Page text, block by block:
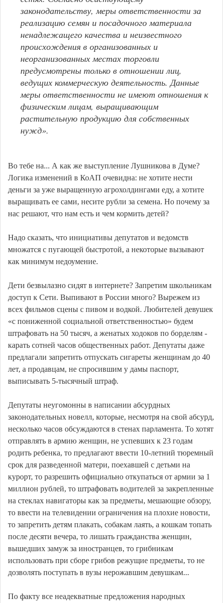
законодательству, меры ответственности за
реализацию семян и посадочного материала
ненадлежащего качества и неизвестного
происхождения в организованных и
неорганизованных местах торговли
предусмотрены только в отношении лиц,
ведущих коммерческую деятельность. Данные
меры ответственности не имеют отношения к
физическим лицам, выращивающим
растительную продукцию для собственных
нужд».
Во тебе на... А как же выступление Лушникова в Думе?
Логика изменений в КоАП очевидна: не хотите нести
деньги за уже выращенную агрохолдингами еду, а хотите
выращивать ее сами, несите рубли за семена. Но почему за
нас решают, что нам есть и чем кормить детей?
Надо сказать, что инициативы депутатов и ведомств
множатся с пугающей быстротой, а некоторые вызывают
как минимум недоумение.
Дети безвылазно сидят в интернете? Запретим школьникам
доступ к Сети. Выпивают в России много? Вырежем из
всех фильмов сцены с пивом и водкой. Любителей девушек
«с пониженной социальной ответственностью» будем
штрафовать на 50 тысяч, а женатых ходоков по борделям -
карать сотней часов общественных работ. Депутаты даже
предлагали запретить отпускать сигареты женщинам до 40
лет, а продавцам, не спросившим у дамы паспорт,
выписывать 5-тысячный штраф.
Депутаты неугомонны в написании абсурдных
законодательных новелл, которые, несмотря на свой абсурд,
несколько часов обсуждаются в стенах парламента. То хотят
отправлять в армию женщин, не успевших к 23 годам
родить ребенка, то предлагают ввести 10-летний тюремный
срок для разведенной матери, поехавшей с детьми на
курорт, то разрешить официально откупаться от армии за 1
миллион рублей, то штрафовать водителей за закрепленные
на стеклах навигаторы как за предметы, мешающие обзору,
то ввести на телевидении ограничения на плохие новости,
то запретить детям плакать, собакам лаять, а кошкам топать
после десяти вечера, то лишать гражданства женщин,
вышедших замуж за иностранцев, то грибникам
использовать при сборе грибов режущие предметы, то не
дозволять поступать в вузы нерожавшим девушкам...
По факту все неадекватные предложения народных